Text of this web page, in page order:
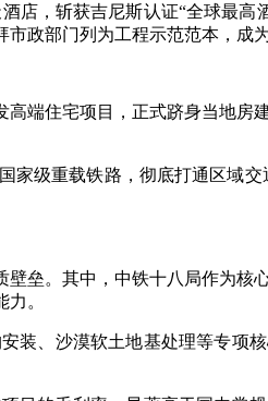
，斩获吉尼斯认证“全球最高
政部门列为工程示范范本，成
端住宅项目，正式跻身当地房
级重载铁路，彻底打通区域
垒。其中，中铁十八局作为核
。
装、沙漠软土地基处理等专项